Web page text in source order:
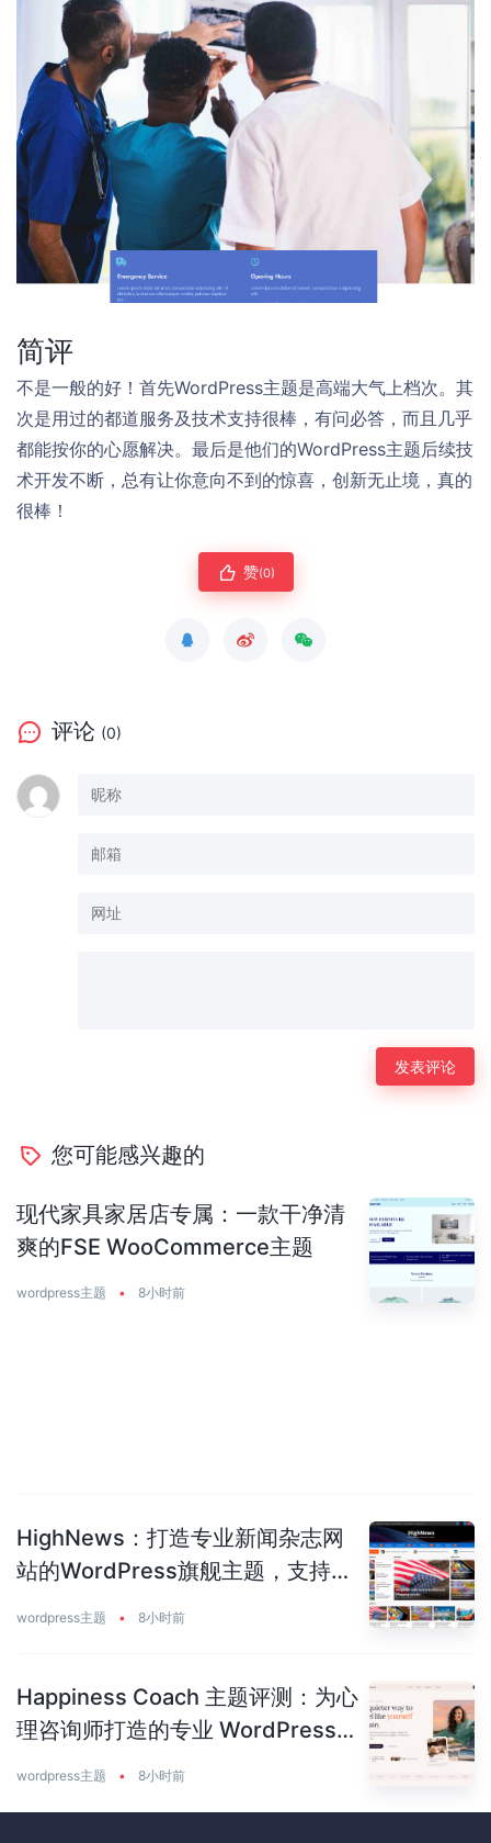
简评
不是一般的好！首先WordPress主题是高端大气上档次。其
次是用过的都道服务及技术支持很棒，有问必答，而且几乎
都能按你的心愿解决。最后是他们的WordPress主题后续技
术开发不断，总有让你意向不到的惊喜，创新无止境，真的
很棒！
赞(0)
评论 (0)
您可能感兴趣的
现代家具家居店专属：一款干净清
爽的FSE WooCommerce主题
wordpress主题 • 8小时前
HighNews：打造专业新闻杂志网
站的WordPress旗舰主题，支持
wordpress主题 • 8小时前
Happiness Coach 主题评测：为心
理咨询师打造的专业 WordPress
wordpress主题 • 8小时前